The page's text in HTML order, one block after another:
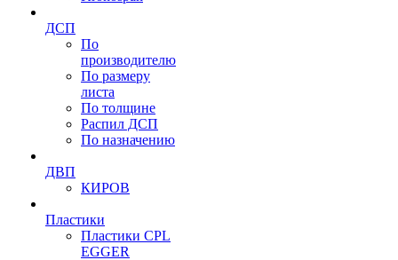
ДСП
По
производителю
По размеру
листа
По толщине
Распил ДСП
По назначению
ДВП
КИРОВ
Пластики
Пластики CPL
EGGER